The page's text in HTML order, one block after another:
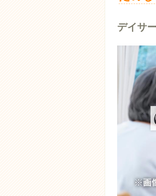
デイサ